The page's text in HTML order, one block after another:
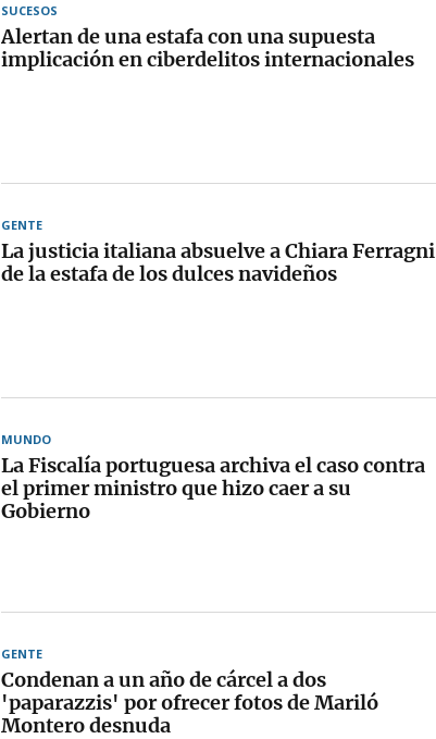
SUCESOS
Alertan de una estafa con una supuesta
implicación en ciberdelitos internacionales
GENTE
La justicia italiana absuelve a Chiara Ferragni
de la estafa de los dulces navideños
MUNDO
La Fiscalía portuguesa archiva el caso contra
el primer ministro que hizo caer a su
Gobierno
GENTE
Condenan a un año de cárcel a dos
'paparazzis' por ofrecer fotos de Mariló
Montero desnuda